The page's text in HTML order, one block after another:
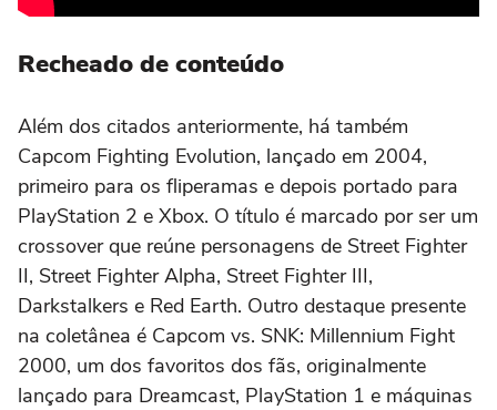
Recheado de conteúdo
Além dos citados anteriormente, há também
Capcom Fighting Evolution, lançado em 2004,
primeiro para os fliperamas e depois portado para
PlayStation 2 e Xbox. O título é marcado por ser um
crossover que reúne personagens de Street Fighter
II, Street Fighter Alpha, Street Fighter III,
Darkstalkers e Red Earth. Outro destaque presente
na coletânea é Capcom vs. SNK: Millennium Fight
2000, um dos favoritos dos fãs, originalmente
lançado para Dreamcast, PlayStation 1 e máquinas